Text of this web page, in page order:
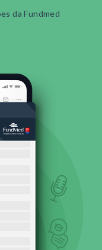
da Fundmed